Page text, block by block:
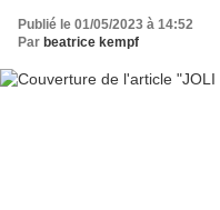
Publié le 01/05/2023 à 14:52
Par beatrice kempf